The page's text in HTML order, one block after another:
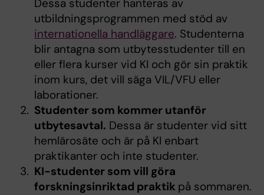
Dessa studenter hanteras av
utbildningsprogrammen med stöd av
internationella handläggare. Studenterna
blir antagna som utbytesstudenter till en
eller flera kurser vid KI och gör sin praktik
inom kurs, det vill säga VIL/VFU eller
laborationer.
Studenter som kommer utanför
utbytesavtal. Dessa är studenter vid sitt
hemlärosäte och är på KI enbart
praktikanter och inte studenter.
KI-studenter som vill göra
forskningsinriktad praktik på sommaren.